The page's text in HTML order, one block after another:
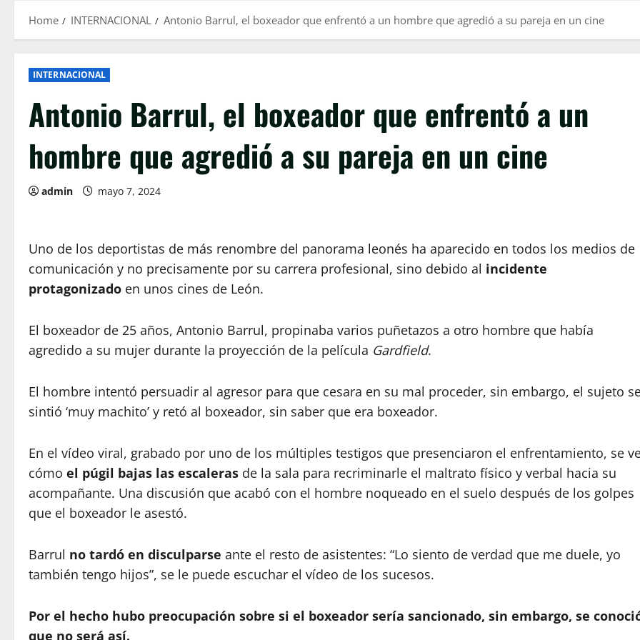
Home INTERNACIONAL Antonio Barrul, el boxeador que enfrentó a un hombre que agredió a su pareja en un cine
INTERNACIONAL
Antonio Barrul, el boxeador que enfrentó a un
hombre que agredió a su pareja en un cine
admin mayo 7, 2024
Uno de los deportistas de más renombre del panorama leonés ha aparecido en todos los medios de
comunicación y no precisamente por su carrera profesional, sino debido al incidente
protagonizado en unos cines de León.
El boxeador de 25 años, Antonio Barrul, propinaba varios puñetazos a otro hombre que había
agredido a su mujer durante la proyección de la película Gardfield.
El hombre intentó persuadir al agresor para que cesara en su mal proceder, sin embargo, el sujeto
sintió ‘muy machito’ y retó al boxeador, sin saber que era boxeador.
En el vídeo viral, grabado por uno de los múltiples testigos que presenciaron el enfrentamiento, se
cómo el púgil bajas las escaleras de la sala para recriminarle el maltrato físico y verbal hacia su
acompañante. Una discusión que acabó con el hombre noqueado en el suelo después de los golpes
que el boxeador le asestó.
Barrul no tardó en disculparse ante el resto de asistentes: “Lo siento de verdad que me duele, yo
también tengo hijos”, se le puede escuchar el vídeo de los sucesos.
Por el hecho hubo preocupación sobre si el boxeador sería sancionado, sin embargo, se
que no será así.